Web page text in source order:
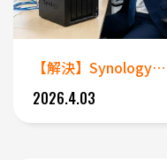
【解決】SynologyのNA...
2026.4.03